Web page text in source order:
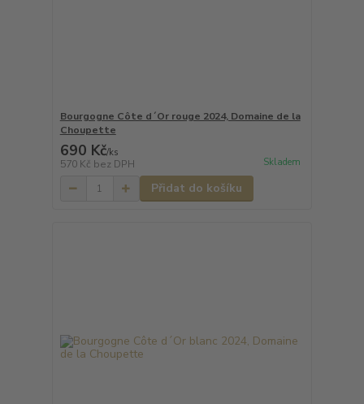
Bourgogne Côte d´Or rouge 2024, Domaine de la
Choupette
690 Kč/ks
570 Kč bez DPH Skladem
Přidat do košíku